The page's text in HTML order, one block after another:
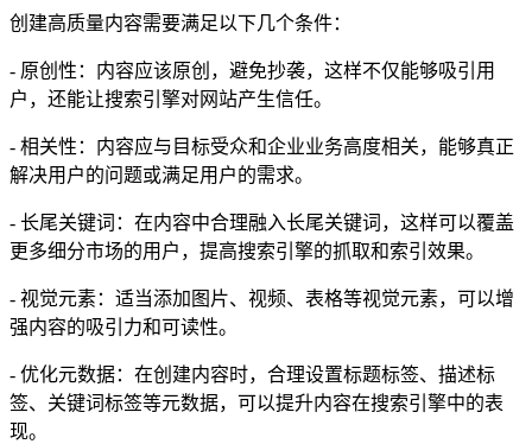
创建高质量内容需要满足以下几个条件：
- 原创性：内容应该原创，避免抄袭，这样不仅能够吸引用
户，还能让搜索引擎对网站产生信任。
- 相关性：内容应与目标受众和企业业务高度相关，能够真正
解决用户的问题或满足用户的需求。
- 长尾关键词：在内容中合理融入长尾关键词，这样可以覆盖
更多细分市场的用户，提高搜索引擎的抓取和索引效果。
- 视觉元素：适当添加图片、视频、表格等视觉元素，可以增
强内容的吸引力和可读性。
- 优化元数据：在创建内容时，合理设置标题标签、描述标
签、关键词标签等元数据，可以提升内容在搜索引擎中的表
现。